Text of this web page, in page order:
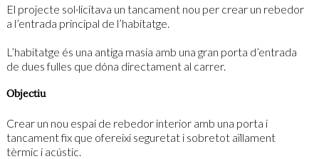
El projecte sol·licitava un tancament nou per crear un rebedor
a l’entrada principal de l’habitatge.
L’habitatge és una antiga masia amb una gran porta d’entrada
de dues fulles que dóna directament al carrer.
Objectiu
Crear un nou espai de rebedor interior amb una porta i
tancament fix que ofereixi seguretat i sobretot aïllament
tèrmic i acústic.